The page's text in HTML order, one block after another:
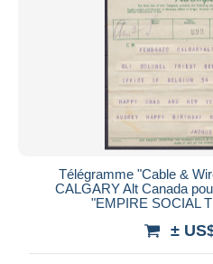
Télégramme "Cable &
CALGARY Alt Canada
"EMPIRE SOCIAL
±